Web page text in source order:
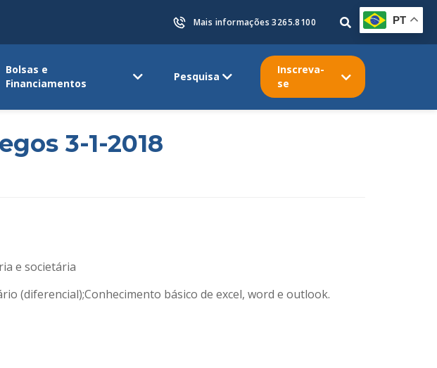
Mais informações 3265.8100
Bolsas e
Financiamentos
Pesquisa
Inscreva-
se
3-1-2018
e societária
(diferencial);Conhecimento básico de excel, word e outlook.
PT